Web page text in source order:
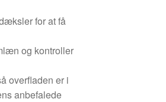
for at få
og kontroller
overfladen er i
anbefalede